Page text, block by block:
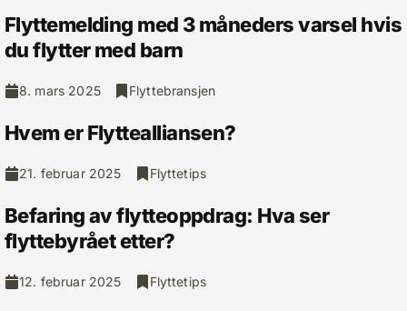
Flyttemelding med 3 måneders varsel hvis
du flytter med barn
8. mars 2025 Flyttebransjen
Hvem er Flyttealliansen?
21. februar 2025 Flyttetips
Befaring av flytteoppdrag: Hva ser
flyttebyrået etter?
12. februar 2025 Flyttetips